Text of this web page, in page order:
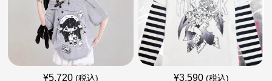
¥5,720 (税込) ¥3,590 (税込)